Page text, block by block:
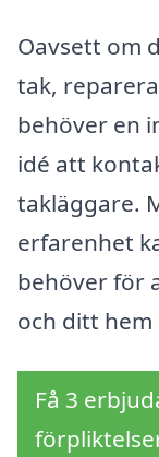
Oavsett om
tak,
behöver en
idé att
takläggare.
erfarenhet
behöver för
och ditt hem
Få 3